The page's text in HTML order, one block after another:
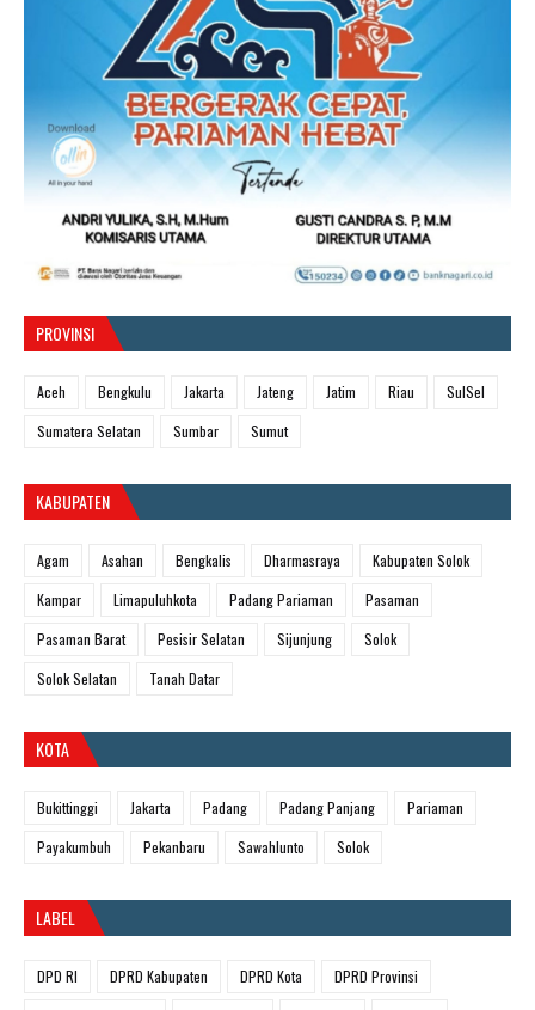
PROVINSI
Aceh Bengkulu Jakarta Jateng Jatim Riau
SulSel
Sumatera Selatan
Sumbar Sumut
KABUPATEN
Agam Asahan Bengkalis Dharmasraya
Kabupaten Solok
Kampar
Limapuluhkota Padang Pariaman
Pasaman
Pasaman Barat
Pesisir Selatan Sijunjung
Solok
Solok Selatan
Tanah Datar
KOTA
Bukittinggi Jakarta Padang Padang Panjang
Pariaman
Payakumbuh
Pekanbaru Sawahlunto Solok
LABEL
DPD RI DPRD Kabupaten DPRD Kota
DPRD Provinsi